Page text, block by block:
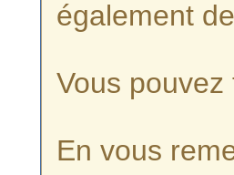
également
Vous
En vous